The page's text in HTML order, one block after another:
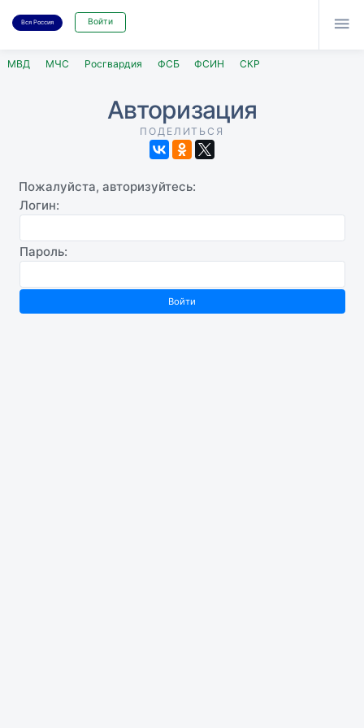
Вся Россия Войти 
МВД МЧС Росгвардия ФСБ ФСИН СКР
Авторизация
ПОДЕЛИТЬСЯ
Пожалуйста, авторизуйтесь:
Логин:
Пароль: